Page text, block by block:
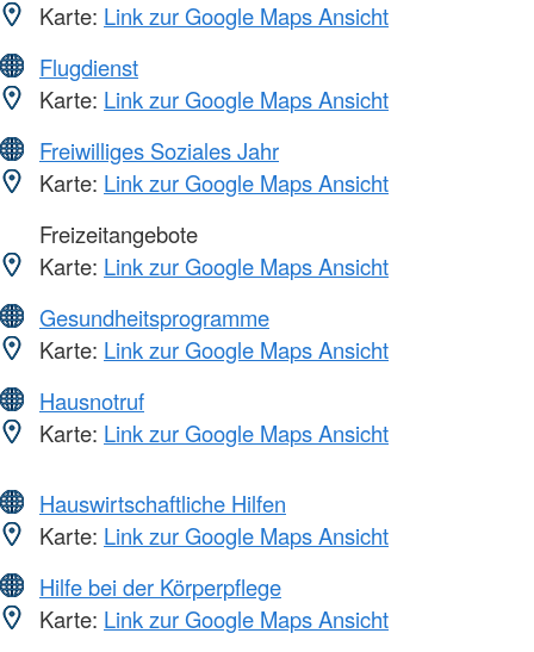
Karte: Link zur Google Maps Ansicht
Flugdienst
Karte: Link zur Google Maps Ansicht
Freiwilliges Soziales Jahr
Karte: Link zur Google Maps Ansicht
Freizeitangebote
Karte: Link zur Google Maps Ansicht
Gesundheitsprogramme
Karte: Link zur Google Maps Ansicht
Hausnotruf
Karte: Link zur Google Maps Ansicht
Hauswirtschaftliche Hilfen
Karte: Link zur Google Maps Ansicht
Hilfe bei der Körperpflege
Karte: Link zur Google Maps Ansicht